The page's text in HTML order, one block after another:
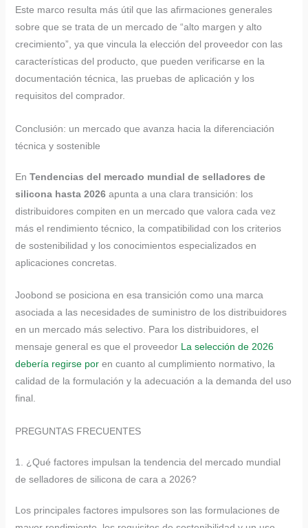
Este marco resulta más útil que las afirmaciones generales
sobre que se trata de un mercado de “alto margen y alto
crecimiento”, ya que vincula la elección del proveedor con las
características del producto, que pueden verificarse en la
documentación técnica, las pruebas de aplicación y los
requisitos del comprador.
Conclusión: un mercado que avanza hacia la diferenciación
técnica y sostenible
En Tendencias del mercado mundial de selladores de
silicona hasta 2026apunta a una clara transición: los
distribuidores compiten en un mercado que valora cada vez
más el rendimiento técnico, la compatibilidad con los criterios
de sostenibilidad y los conocimientos especializados en
aplicaciones concretas.
Joobond se posiciona en esa transición como una marca
asociada a las necesidades de suministro de los distribuidores
en un mercado más selectivo. Para los distribuidores, el
mensaje general es que el proveedor La selección de 2026
debería regirse poren cuanto al cumplimiento normativo, la
calidad de la formulación y la adecuación a la demanda del uso
final.
PREGUNTAS FRECUENTES
1. ¿Qué factores impulsan la tendencia del mercado mundial
de selladores de silicona de cara a 2026?
Los principales factores impulsores son las formulaciones de